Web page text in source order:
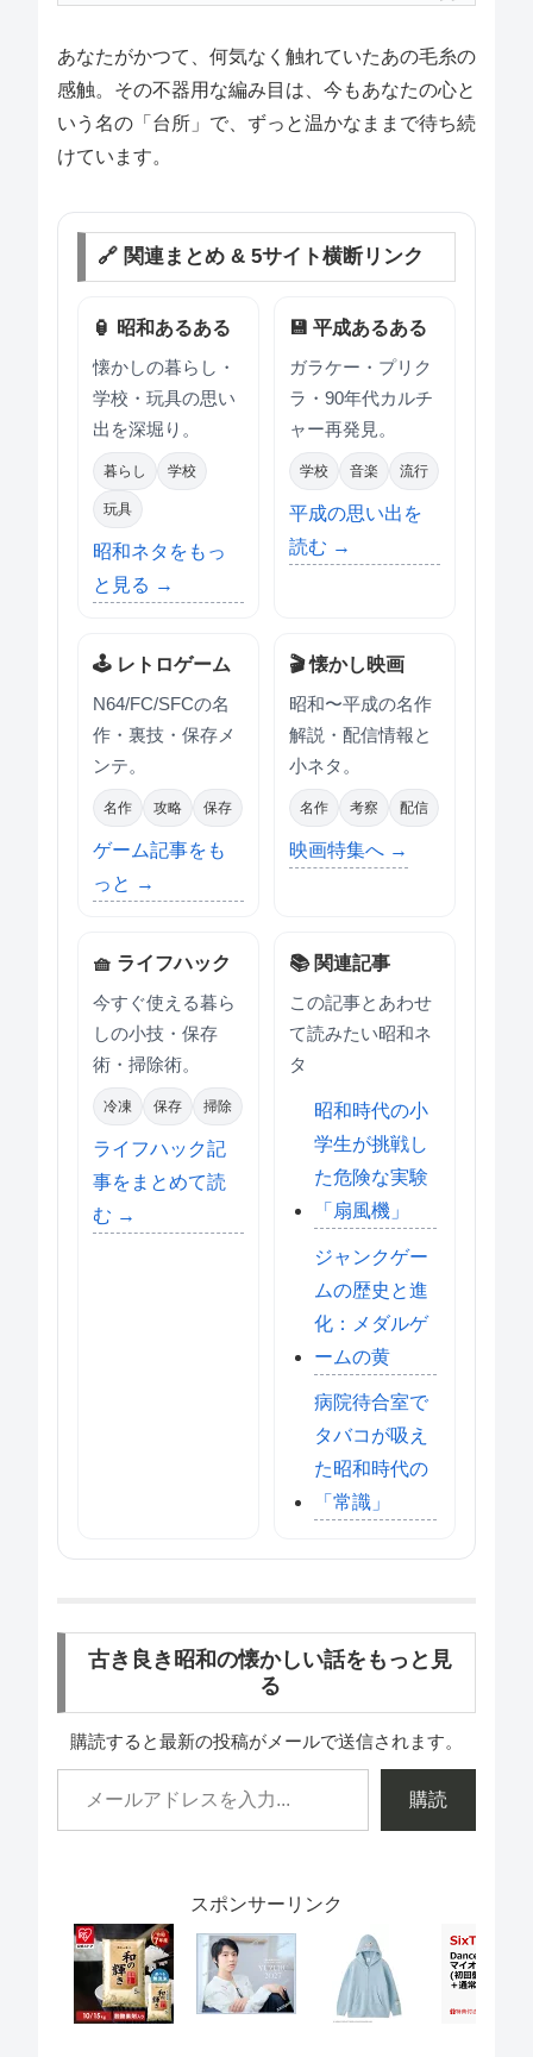
あなたがかつて、何気なく触れていたあの毛糸の
感触。その不器用な編み目は、今もあなたの心と
いう名の「台所」で、ずっと温かなままで待ち続
けています。
🔗 関連まとめ & 5サイト横断リンク
🏮 昭和あるある
懐かしの暮らし・
学校・玩具の思い
出を深堀り。
暮らし 学校
玩具
昭和ネタをもっ
と見る →
💾 平成あるある
ガラケー・プリク
ラ・90年代カルチ
ャー再発見。
学校 音楽 流行
平成の思い出を
読む →
🕹 レトロゲーム
N64/FC/SFCの名
作・裏技・保存メ
ンテ。
名作 攻略 保存
ゲーム記事をも
っと →
🎬 懐かし映画
昭和〜平成の名作
解説・配信情報と
小ネタ。
名作 考察 配信
映画特集へ →
🧺 ライフハック
今すぐ使える暮ら
しの小技・保存
術・掃除術。
冷凍 保存 掃除
ライフハック記
事をまとめて読
む →
📚 関連記事
この記事とあわせ
て読みたい昭和ネ
タ
昭和時代の小
学生が挑戦し
た危険な実験
「扇風機」
ジャンクゲー
ムの歴史と進
化：メダルゲ
ームの黄
病院待合室で
タバコが吸え
た昭和時代の
「常識」
古き良き昭和の懐かしい話をもっと見
る
購読すると最新の投稿がメールで送信されます。
購読
スポンサーリンク